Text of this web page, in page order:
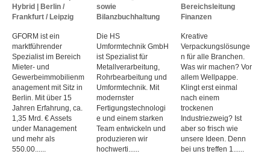
Hybrid | Berlin /
Frankfurt / Leipzig
GFORM ist ein
marktführender
Spezialist im Bereich
Mieter- und
Gewerbeimmobilienm
anagement mit Sitz in
Berlin. Mit über 15
Jahren Erfahrung, ca.
1,35 Mrd. € Assets
under Management
und mehr als
550.00......
sowie
Bilanzbuchhaltung
Die HS
Umformtechnik GmbH
ist Spezialist für
Metallverarbeitung,
Rohrbearbeitung und
Umformtechnik. Mit
modernster
Fertigungstechnologi
e und einem starken
Team entwickeln und
produzieren wir
hochwerti......
Bereichsleitung
Finanzen
Kreative
Verpackungslösunge
n für alle Branchen.
Was wir machen? Vor
allem Wellpappe.
Klingt erst einmal
nach einem
trockenen
Industriezweig? Ist
aber so frisch wie
unsere Ideen. Denn
bei uns treffen 1......